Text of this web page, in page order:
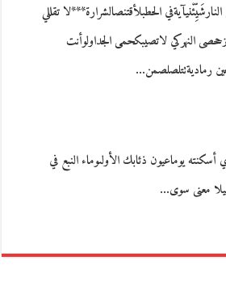
الحطبلأقتنصالشرارة***لا تقللي
النهركي لاتصيبكحمى الجداولوأنت
رماديةتتلصلصمن…
أسكنته يوماعيون ذئابك الأولىوماء النبع في
معنى سوى…